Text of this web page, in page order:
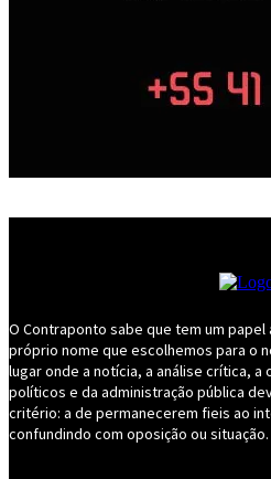
O Contraponto sabe que tem um
próprio nome que escolhemos para o
lugar onde a notícia, a análise crítica,
políticos e da administração pública
critério: a de permanecerem fieis ao
confundindo com oposição ou situação.